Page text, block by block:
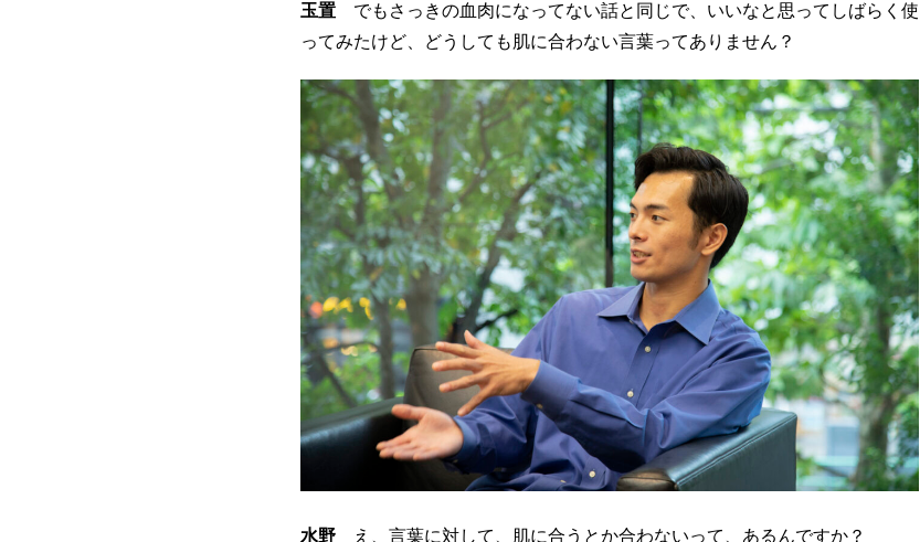
玉置 でもさっきの血肉になってない話と同じで、いいなと思ってしばらく使
ってみたけど、どうしても肌に合わない言葉ってありません？
水野 え、言葉に対して、肌に合うとか合わないって、あるんですか？